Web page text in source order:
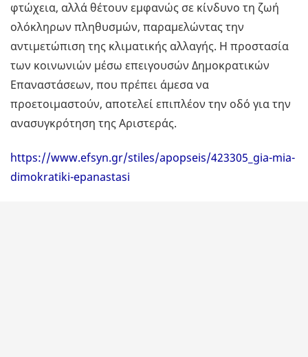
φτώχεια, αλλά θέτουν εμφανώς σε κίνδυνο τη ζωή
ολόκληρων πληθυσμών, παραμελώντας την
αντιμετώπιση της κλιματικής αλλαγής. Η προστασία
των κοινωνιών μέσω επειγουσών Δημοκρατικών
Επαναστάσεων, που πρέπει άμεσα να
προετοιμαστούν, αποτελεί επιπλέον την οδό για την
ανασυγκρότηση της Αριστεράς.
https://www.efsyn.gr/stiles/apopseis/423305_gia-mia-
dimokratiki-epanastasi